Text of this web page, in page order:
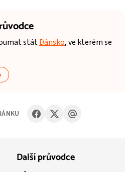
státDánsko, ve kterém se
Další průvodce